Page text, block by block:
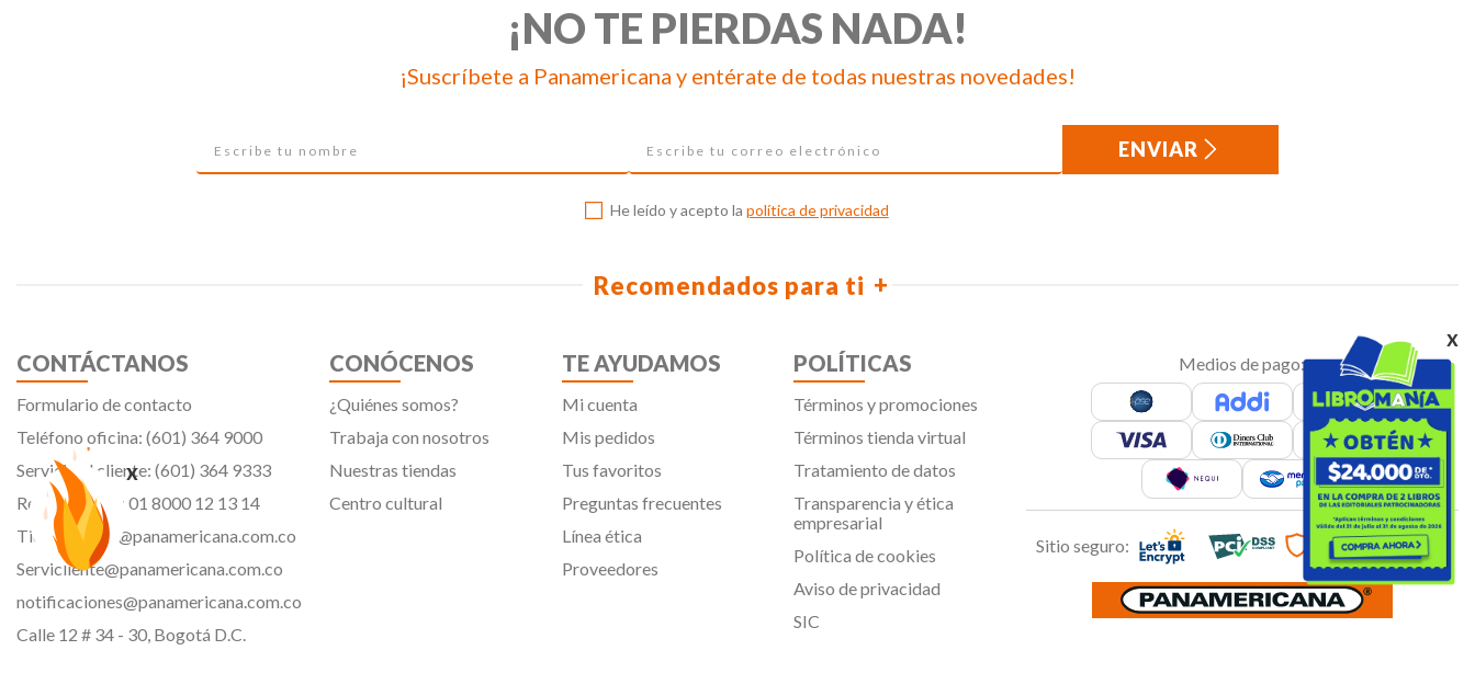
x
x
¡NO TE PIERDAS NADA!
¡Suscríbete a Panamericana y entérate de todas nuestras novedades!
ENVIAR
He leído y acepto la política de privacidad
Recomendados para ti
CONTÁCTANOS
Formulario de contacto
Teléfono oficina: (601) 364 9000
Servicio al cliente: (601) 364 9333
Resto del país: 01 8000 12 13 14
Tiendavirtual@panamericana.com.co
Servicliente@panamericana.com.co
notificaciones@panamericana.com.co
Calle 12 # 34 - 30, Bogotá D.C.
CONÓCENOS
¿Quiénes somos?
Trabaja con nosotros
Nuestras tiendas
Centro cultural
TE AYUDAMOS
Mi cuenta
Mis pedidos
Tus favoritos
Preguntas frecuentes
Línea ética
Proveedores
POLÍTICAS
Términos y promociones
Términos tienda virtual
Tratamiento de datos
Transparencia y ética
empresarial
Política de cookies
Aviso de privacidad
SIC
Medios de pago:
Sitio seguro: